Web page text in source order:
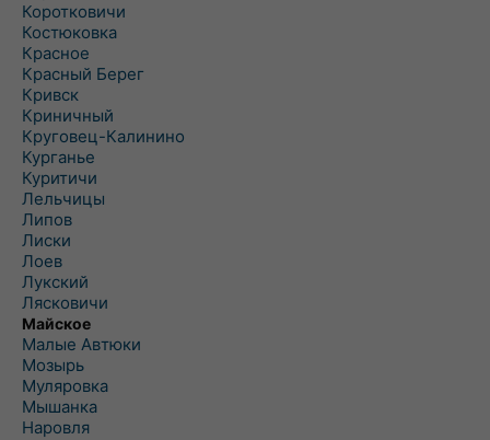
Коротковичи
Костюковка
Красное
Красный Берег
Кривск
Криничный
Круговец-Калинино
Курганье
Куритичи
Лельчицы
Липов
Лиски
Лоев
Лукский
Лясковичи
Майское
Малые Автюки
Мозырь
Муляровка
Мышанка
Наровля